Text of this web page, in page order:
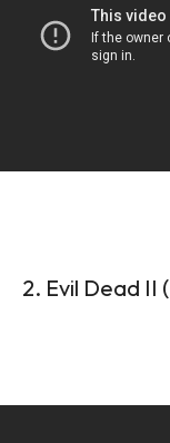
2. Evil Dead II (